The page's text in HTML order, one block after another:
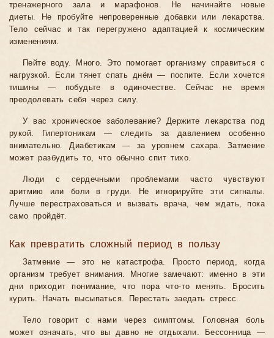
тренажерного зала и марафонов. Не начинайте новые
диеты. Не пробуйте непроверенные добавки или лекарства.
Тело сейчас и так перегружено адаптацией к космическим
изменениям.
Пейте воду. Много. Это помогает организму справиться с
нагрузкой. Если тянет спать днём — поспите. Если хочется
тишины — побудьте в одиночестве. Сейчас не время
преодолевать себя через силу.
У вас хроническое заболевание? Держите лекарства под
рукой. Гипертоникам — следить за давлением особенно
внимательно. Диабетикам — за уровнем сахара. Затмение
может разбудить то, что обычно спит тихо.
Люди с сердечными проблемами часто чувствуют
аритмию или боли в груди. Не игнорируйте эти сигналы.
Лучше перестраховаться и вызвать врача, чем ждать, пока
само пройдёт.
Как превратить сложный период в пользу
Затмение — это не катастрофа. Просто период, когда
организм требует внимания. Многие замечают: именно в эти
дни приходит понимание, что пора что-то менять. Бросить
курить. Начать высыпаться. Перестать заедать стресс.
Тело говорит с нами через симптомы. Головная боль
может означать, что вы давно не отдыхали. Бессонница —